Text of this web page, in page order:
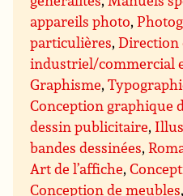
appareils photo,
particulières,Direction
industriel/commercial
Graphisme,
Conception graphique
dessin publicitaire,
bandes dessinées,
Art de l’affiche,
Conception de meubles